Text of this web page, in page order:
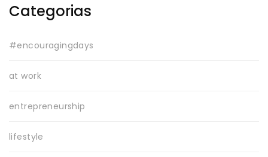
Categorias
#encouragingdays
at work
entrepreneurship
lifestyle